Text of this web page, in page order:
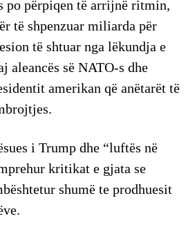
po përpiqen të arrijnë ritmin,
të shpenzuar miliarda për
të shtuar nga lëkundja e
aleancës së NATO-s dhe
amerikan që anëtarët të
i Trump dhe “luftës në
kritikat e gjata se
shumë te prodhuesit